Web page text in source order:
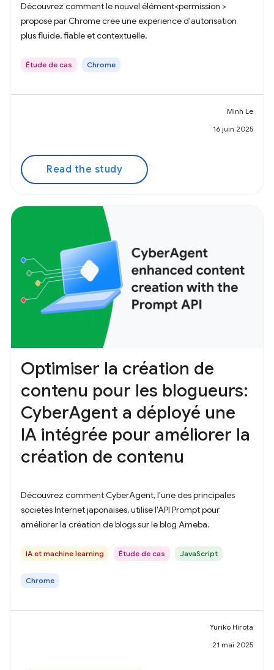
Découvrez comment le nouvel élément<permission >
proposé par Chrome crée une expérience d'autorisation
plus fluide, fiable et contextuelle.
Étude de cas Chrome
Minh Le
16 juin 2025
Read the study
Optimiser la création de
contenu pour les blogueurs:
CyberAgent a déployé une
IA intégrée pour améliorer la
création de contenu
Découvrez comment CyberAgent, l'une des principales
sociétés Internet japonaises, utilise l'API Prompt pour
améliorer la création de blogs sur le blog Ameba.
IA et machine learning Étude de cas JavaScript
Chrome
Yuriko Hirota
21 mai 2025